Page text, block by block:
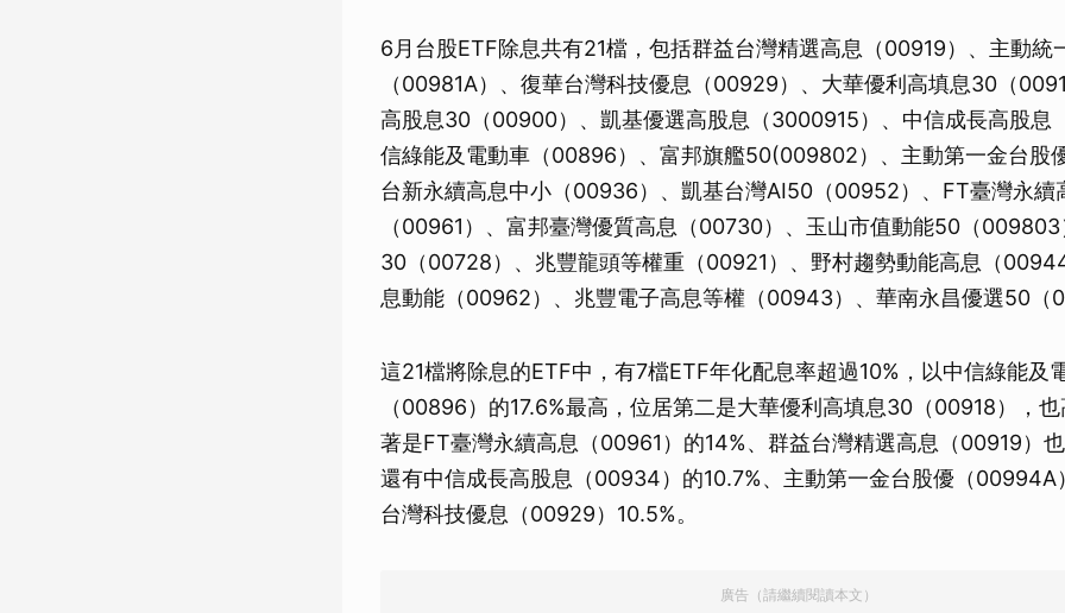
6月台股ETF除息共有21檔，包括群益台灣精選高息（00919）、主動統
（00981A）、復華台灣科技優息（00929）、大華優利高填息30（
高股息30（00900）、凱基優選高股息（3000915）、中信成長高股息
信綠能及電動車（00896）、富邦旗艦50(009802）、主動第一金台股
台新永續高息中小（00936）、凱基台灣AI50（00952）、FT臺灣永續
（00961）、富邦臺灣優質高息（00730）、玉山市值動能50（
30（00728）、兆豐龍頭等權重（00921）、野村趨勢動能高息（
息動能（00962）、兆豐電子高息等權（00943）、華南永昌優選50（
這21檔將除息的ETF中，有7檔ETF年化配息率超過10%，以中信綠能及
（00896）的17.6%最高，位居第二是大華優利高填息30（00918），
著是FT臺灣永續高息（00961）的14%、群益台灣精選高息（00919）
還有中信成長高股息（00934）的10.7%、主動第一金台股優（00994A
台灣科技優息（00929）10.5%。
廣告（請繼續閱讀本文）